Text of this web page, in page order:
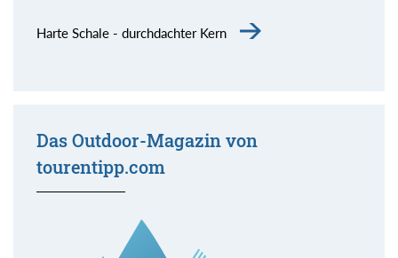
Harte Schale - durchdachter Kern
Das Outdoor-Magazin von
tourentipp.com